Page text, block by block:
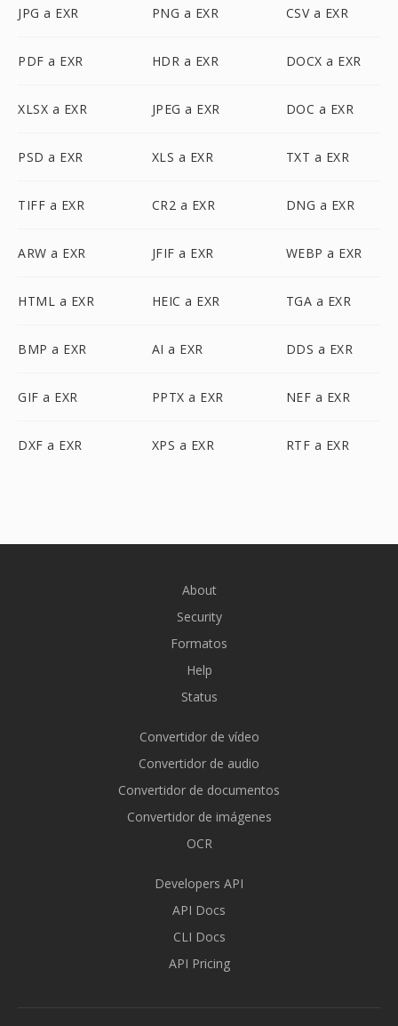
JPG a EXR PNG a EXR CSV a EXR
PDF a EXR HDR a EXR DOCX a EXR
XLSX a EXR JPEG a EXR DOC a EXR
PSD a EXR XLS a EXR TXT a EXR
TIFF a EXR CR2 a EXR DNG a EXR
ARW a EXR JFIF a EXR WEBP a EXR
HTML a EXR HEIC a EXR TGA a EXR
BMP a EXR AI a EXR DDS a EXR
GIF a EXR PPTX a EXR NEF a EXR
DXF a EXR XPS a EXR RTF a EXR
About
Security
Formatos
Help
Status
Convertidor de vídeo
Convertidor de audio
Convertidor de documentos
Convertidor de imágenes
OCR
Developers API
API Docs
CLI Docs
API Pricing